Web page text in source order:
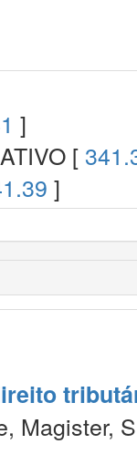
]
[
]
Magister,